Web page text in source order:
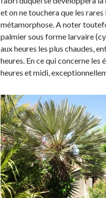
et on ne touchera que les
métamorphose. A noter
palmier sous forme larvaire
aux heures les plus chaudes,
heures. En ce qui concerne les
heures et midi,